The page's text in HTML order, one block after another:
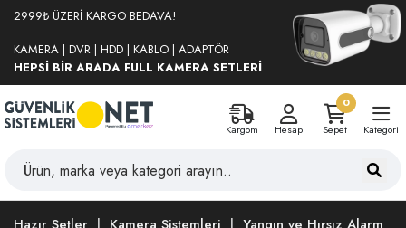
2999₺ ÜZERİ KARGO BEDAVA!
KAMERA | DVR | HDD | KABLO | ADAPTÖR
HEPSİ BİR ARADA FULL KAMERA SETLERİ
Kargom Hesap
0
Sepet
Kategori